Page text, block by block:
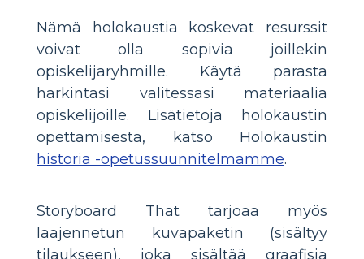
Nämä holokaustia koskevat resurssit
voivat olla sopivia joillekin
opiskelijaryhmille. Käytä parasta
harkintasi valitessasi materiaalia
opiskelijoille. Lisätietoja holokaustin
opettamisesta, katso Holokaustin
historia -opetussuunnitelmamme.
Storyboard That tarjoaa myös
laajennetun kuvapaketin (sisältyy
tilaukseen), joka sisältää graafisia